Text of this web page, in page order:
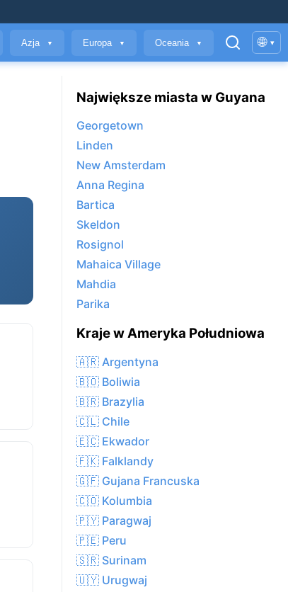
Azja ▼ Europa ▼ Oceania ▼ 🌐 ▾
Największe miasta w Guyana
Georgetown
Linden
New Amsterdam
Anna Regina
Bartica
Skeldon
Rosignol
Mahaica Village
Mahdia
Parika
Kraje w Ameryka Południowa
🇦🇷 Argentyna
🇧🇴 Boliwia
🇧🇷 Brazylia
🇨🇱 Chile
🇪🇨 Ekwador
🇫🇰 Falklandy
🇬🇫 Gujana Francuska
🇨🇴 Kolumbia
🇵🇾 Paragwaj
🇵🇪 Peru
🇸🇷 Surinam
🇺🇾 Urugwaj